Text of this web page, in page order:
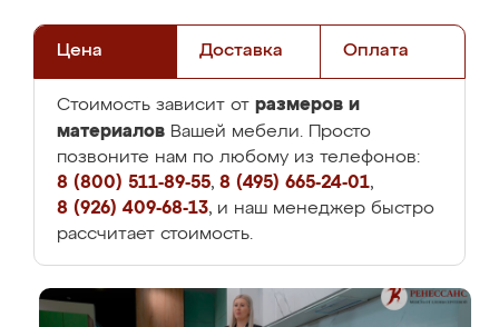
Цена Доставка Оплата
Стоимость зависит от размеров и
материалов Вашей мебели. Просто
позвоните нам по любому из телефонов:
8 (800) 511-89-55, 8 (495) 665-24-01,
8 (926) 409-68-13, и наш менеджер быстро
рассчитает стоимость.